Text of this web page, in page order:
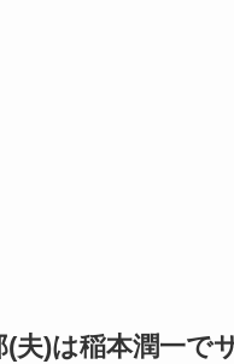
(夫)は稲本潤一で